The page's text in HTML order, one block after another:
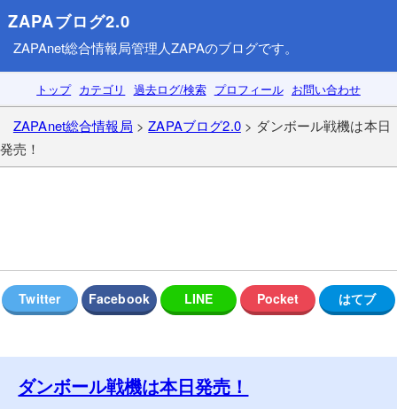
ZAPAブログ2.0
ZAPAnet総合情報局管理人ZAPAのブログです。
トップ カテゴリ 過去ログ/検索 プロフィール お問い合わせ
ZAPAnet総合情報局 >ZAPAブログ2.0> ダンボール戦機は本日
発売！
ダンボール戦機は本日発売！